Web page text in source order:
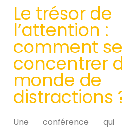
Le trésor de
l’attention :
comment se
concentrer
monde de
distractions
Une conférence qui